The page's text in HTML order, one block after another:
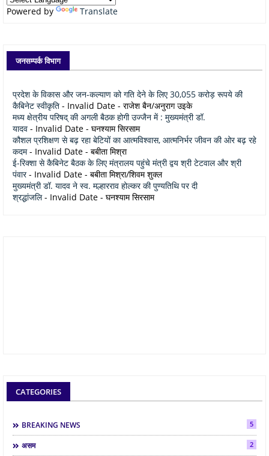
Powered by Translate
जनसम्पर्क विभाग
प्रदेश के विकास और जन-कल्याण को गति देने के लिए 30,055 करोड़ रूपये की
कैबिनेट स्वीकृति - Invalid Date - राजेश बैन/अनुराग उइके
मध्य क्षेत्रीय परिषद् की अगली बैठक होगी उज्जैन में : मुख्यमंत्री डॉ.
यादव - Invalid Date - घनश्याम सिरसाम
कौशल प्रशिक्षण से बढ़ रहा बेटियों का आत्मविश्वास, आत्मनिर्भर जीवन की ओर बढ़ रहे
कदम- Invalid Date - बबीता मिश्रा
ई-रिक्शा से कैबिनेट बैठक के लिए मंत्रालय पहुंचे मंत्री द्वय श्री टेटवाल और श्री
पंवार- Invalid Date - बबीता मिश्रा/शिवम शुक्ल
मुख्यमंत्री डॉ. यादव ने स्व. मल्हारराव होल्कर की पुण्यतिथि पर दी
श्रद्धांजलि- Invalid Date - घनश्याम सिरसाम
CATEGORIES
BREAKING NEWS 5
असम 2